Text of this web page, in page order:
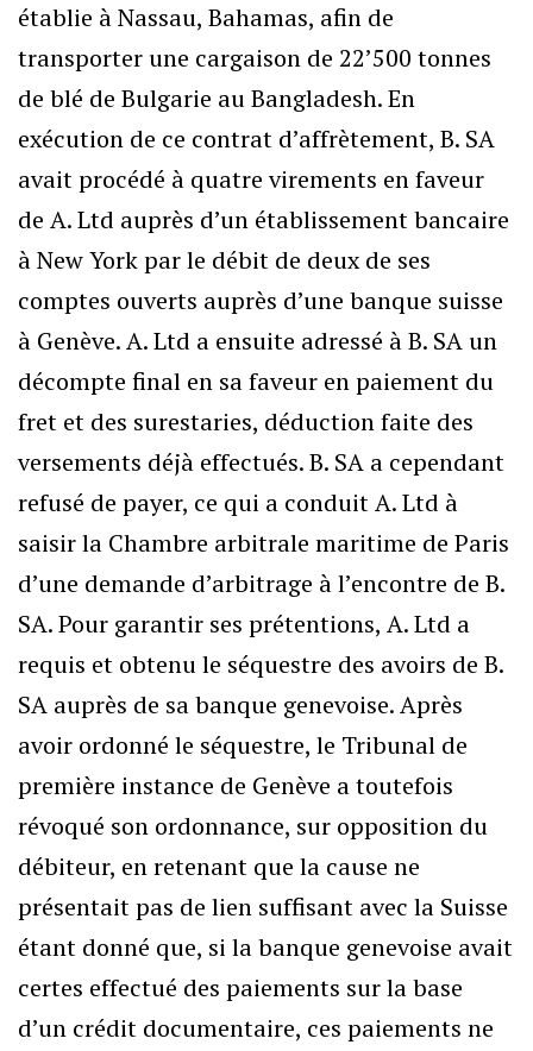
établie à Nassau, Bahamas, afin de
transporter une cargaison de 22’500 tonnes
de blé de Bulgarie au Bangladesh. En
exécution de ce contrat d’affrètement, B. SA
avait procédé à quatre virements en faveur
de A. Ltd auprès d’un établissement bancaire
à New York par le débit de deux de ses
comptes ouverts auprès d’une banque suisse
à Genève. A. Ltd a ensuite adressé à B. SA un
décompte final en sa faveur en paiement du
fret et des surestaries, déduction faite des
versements déjà effectués. B. SA a cependant
refusé de payer, ce qui a conduit A. Ltd à
saisir la Chambre arbitrale maritime de Paris
d’une demande d’arbitrage à l’encontre de B.
SA. Pour garantir ses prétentions, A. Ltd a
requis et obtenu le séquestre des avoirs de B.
SA auprès de sa banque genevoise. Après
avoir ordonné le séquestre, le Tribunal de
première instance de Genève a toutefois
révoqué son ordonnance, sur opposition du
débiteur, en retenant que la cause ne
présentait pas de lien suffisant avec la Suisse
étant donné que, si la banque genevoise avait
certes effectué des paiements sur la base
d’un crédit documentaire, ces paiements ne